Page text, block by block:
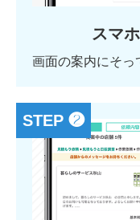
スマ
画面の案内にそっ
STEP ❷